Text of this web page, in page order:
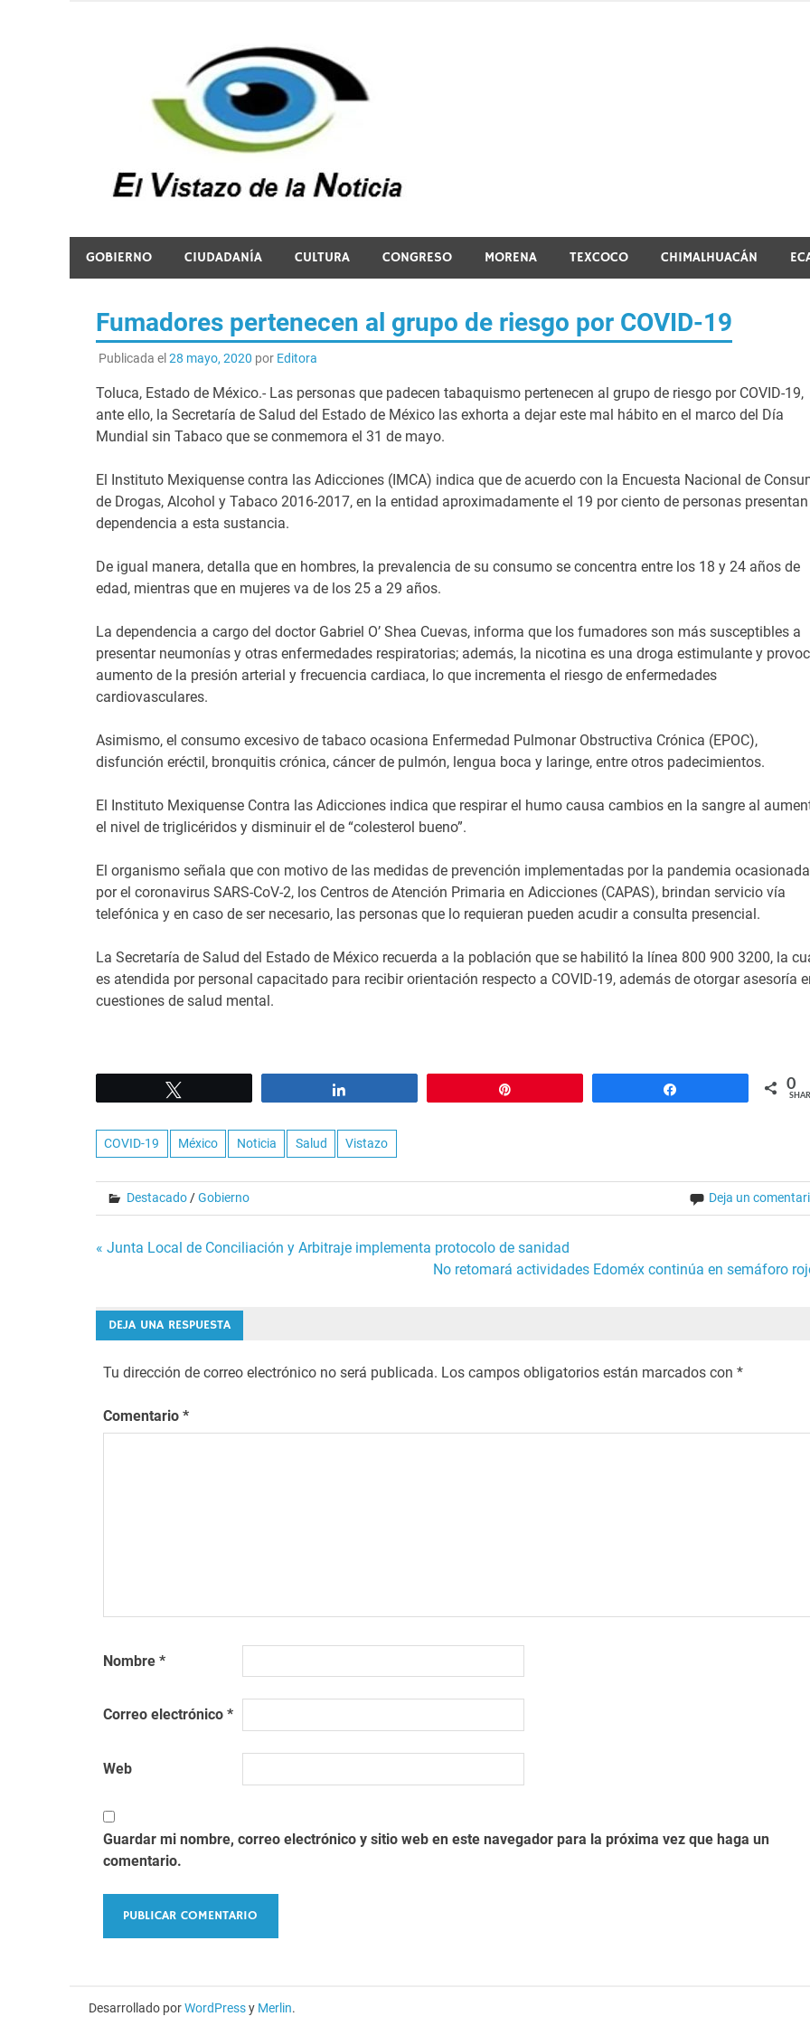
GOBIERNO CIUDADANÍA CULTURA CONGRESO MORENA TEXCOCO CHIMALHUACÁN
Fumadores pertenecen al grupo de riesgo por COVID-19
Publicada el28 mayo, 2020 por Editora
Toluca, Estado de México.- Las personas que padecen tabaquismo pertenecen al grupo de riesgo por COVID-19,
ante ello, la Secretaría de Salud del Estado de México las exhorta a dejar este mal hábito en el marco del Día
Mundial sin Tabaco que se conmemora el 31 de mayo.
El Instituto Mexiquense contra las Adicciones (IMCA) indica que de acuerdo con la Encuesta Nacional de
de Drogas, Alcohol y Tabaco 2016-2017, en la entidad aproximadamente el 19 por ciento de personas presentan
dependencia a esta sustancia.
De igual manera, detalla que en hombres, la prevalencia de su consumo se concentra entre los 18 y 24 años de
edad, mientras que en mujeres va de los 25 a 29 años.
La dependencia a cargo del doctor Gabriel O’ Shea Cuevas, informa que los fumadores son más susceptibles a
presentar neumonías y otras enfermedades respiratorias; además, la nicotina es una droga estimulante y
aumento de la presión arterial y frecuencia cardiaca, lo que incrementa el riesgo de enfermedades
cardiovasculares.
Asimismo, el consumo excesivo de tabaco ocasiona Enfermedad Pulmonar Obstructiva Crónica (EPOC),
disfunción eréctil, bronquitis crónica, cáncer de pulmón, lengua boca y laringe, entre otros padecimientos.
El Instituto Mexiquense Contra las Adicciones indica que respirar el humo causa cambios en la sangre al
el nivel de triglicéridos y disminuir el de “colesterol bueno”.
El organismo señala que con motivo de las medidas de prevención implementadas por la pandemia ocasionada
por el coronavirus SARS-CoV-2, los Centros de Atención Primaria en Adicciones (CAPAS), brindan servicio vía
telefónica y en caso de ser necesario, las personas que lo requieran pueden acudir a consulta presencial.
La Secretaría de Salud del Estado de México recuerda a la población que se habilitó la línea 800 900 3200, la
es atendida por personal capacitado para recibir orientación respecto a COVID-19, además de otorgar asesoría
cuestiones de salud mental.
0
COVID-19 México Noticia Salud Vistazo
Destacado/Gobierno Deja un
Navegación
entradas
« Junta Local de Conciliación y Arbitraje implementa protocolo de sanidad
No retomará actividades Edoméx continúa en semáforo
DEJA UNA RESPUESTA
Tu dirección de correo electrónico no será publicada. Los campos obligatorios están marcados con *
Comentario *
Nombre *
Correo electrónico *
Web
Guardar mi nombre, correo electrónico y sitio web en este navegador para la próxima vez que haga un
comentario.
Desarrollado porWordPressy Merlin.